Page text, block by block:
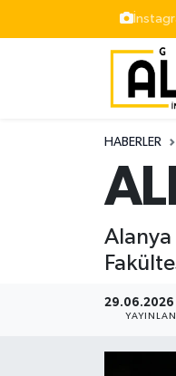
HABERLER
Alanya
29.06.2026
Siyaset
İstanbul Nöbetçi
İstanbul Hava
İstanbul Trafik
Süper Lig Puan
Tüm Manşetler
Son Dakika